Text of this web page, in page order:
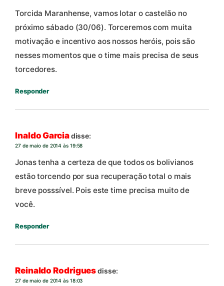
Torcida Maranhense, vamos lotar o castelão no
próximo sábado (30/06). Torceremos com muita
motivação e incentivo aos nossos heróis, pois são
nesses momentos que o time mais precisa de seus
torcedores.
Responder
Inaldo Garciadisse:
27 de maio de 2014 às 19:58
Jonas tenha a certeza de que todos os bolivianos
estão torcendo por sua recuperação total o mais
breve posssível. Pois este time precisa muito de
você.
Responder
Reinaldo Rodriguesdisse:
27 de maio de 2014 às 18:03